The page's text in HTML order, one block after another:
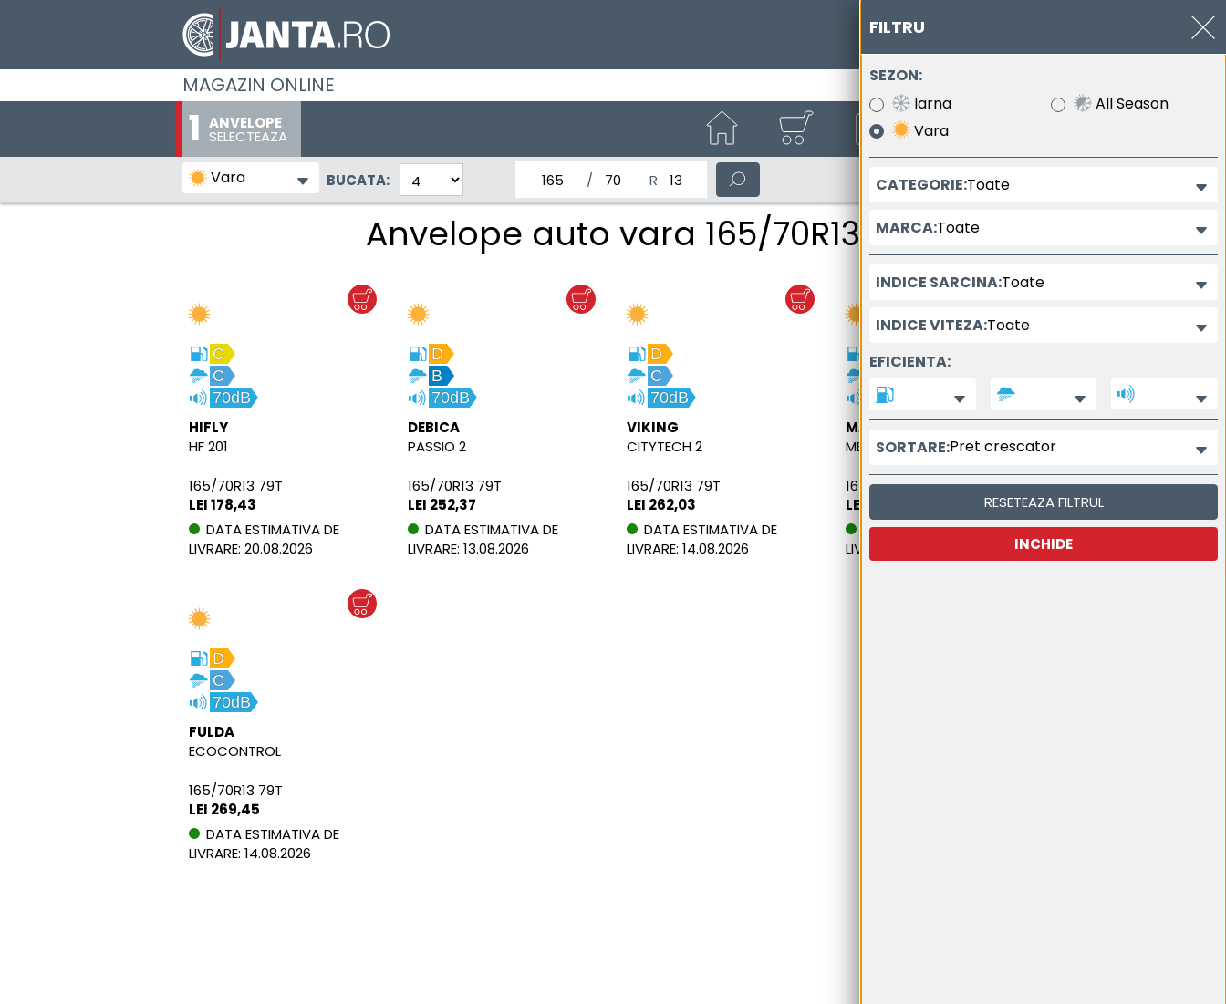
MAGAZIN ONLINE
ANVELOPE
SELECTEAZA
Vara BUCATA: latimea nominala a anvelopei
Inaltimea anvelopeiDiametrul nominal al anvelopei
Anvelope auto vara 165/70R13
C
C
70dB
HIFLY
HF 201
165/70R13 79T
LEI 178,43
DATA ESTIMATIVA DE
LIVRARE: 20.08.2026
D
B
70dB
DEBICA
PASSIO 2
165/70R13 79T
LEI 252,37
DATA ESTIMATIVA DE
LIVRARE: 13.08.2026
D
C
70dB
VIKING
CITYTECH 2
165/70R13 79T
LEI 262,03
DATA ESTIMATIVA DE
LIVRARE: 14.08.2026
C
69dB
MAXXIS
MECOTRA ME3
165/70R13 79T
LEI 266,76
DATA ESTIMATIVA DE
LIVRARE: 20.08.2026
D
C
70dB
FULDA
ECOCONTROL
165/70R13 79T
LEI 269,45
DATA ESTIMATIVA DE
LIVRARE: 14.08.2026
FILTRU
SEZON:
Iarna
Vara
All Season
CATEGORIE:Toate
MARCA:Toate
INDICE SARCINA:Toate
INDICE VITEZA:Toate
EFICIENTA:
SORTARE:Pret crescator
RESETEAZA FILTRUL
INCHIDE